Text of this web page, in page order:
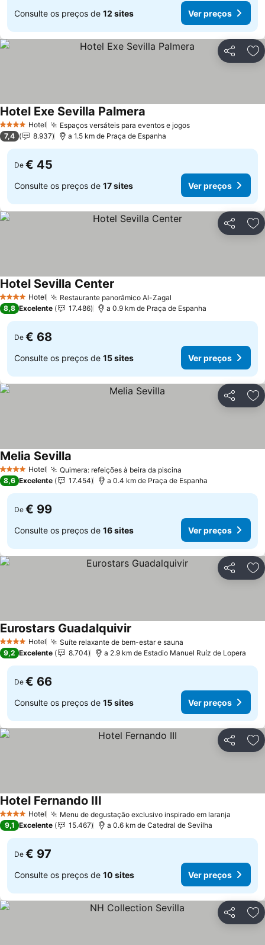
Consulte os preços de 12 sites Ver preços
Partilhar
4 EstrelasHotel Espaços versáteis para eventos e jogos
Hotel Exe Sevilla Palmera
7,4 8.937 a 1.5 km de Praça de Espanha
De € 45
Consulte os preços de 17 sites Ver preços
Partilhar
4 EstrelasHotel Restaurante panorâmico Al-Zagal
Hotel Sevilla Center
8,8 Excelente 17.486 a 0.9 km de Praça de Espanha
De € 68
Consulte os preços de 15 sites Ver preços
Partilhar
4 EstrelasHotel Quimera: refeições à beira da piscina
Melia Sevilla
8,6 Excelente 17.454 a 0.4 km de Praça de Espanha
De € 99
Consulte os preços de 16 sites Ver preços
Partilhar
4 EstrelasHotel Suíte relaxante de bem-estar e sauna
Eurostars Guadalquivir
9,2 Excelente 8.704 a 2.9 km de Estadio Manuel Ruíz de Lopera
De € 66
Consulte os preços de 15 sites Ver preços
Partilhar
4 EstrelasHotel Menu de degustação exclusivo inspirado em laranja
Hotel Fernando III
9,1 Excelente 15.467 a 0.6 km de Catedral de Sevilha
De € 97
Consulte os preços de 10 sites Ver preços
Partilhar